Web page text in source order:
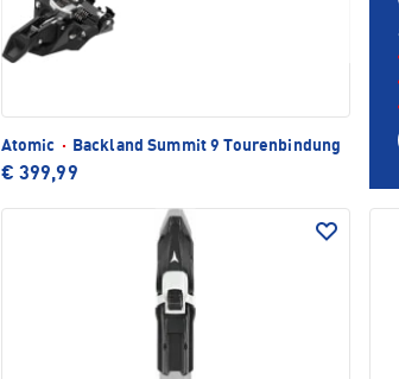
Atomic · Backland Summit 9 Tourenbindung
€ 399,99